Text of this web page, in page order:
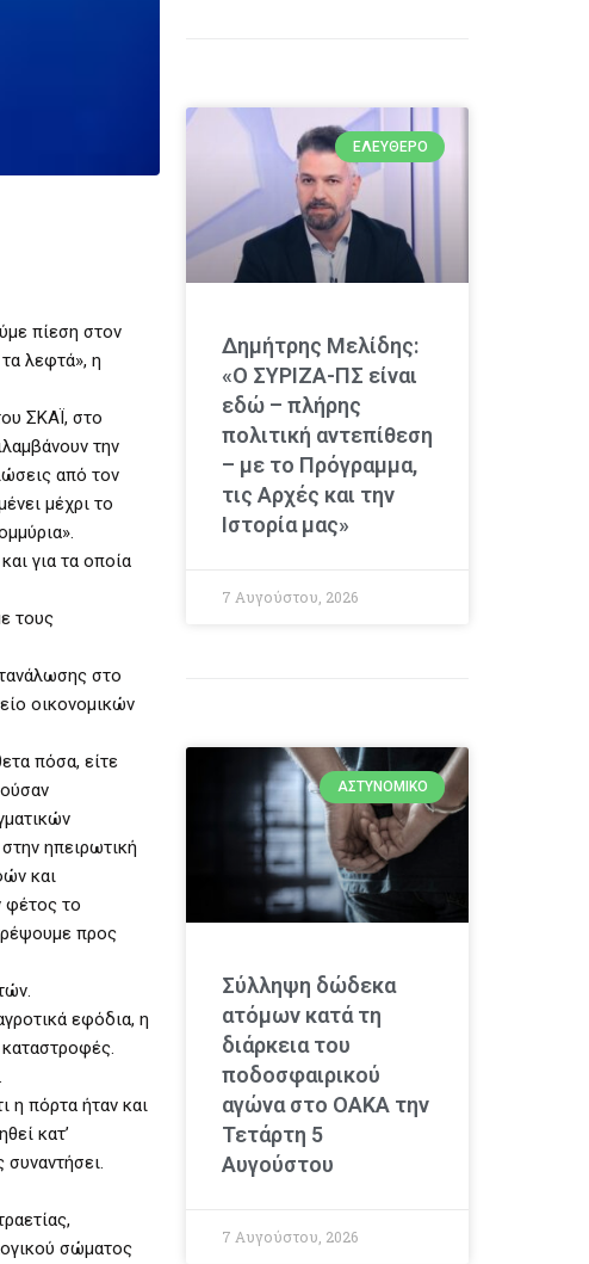
πίεση στον
λεφτά», η
ΣΚΑΪ, στο
την
από τον
μέχρι το
για τα οποία
τους
στο
οικονομικών
πόσα, είτε
ηπειρωτική
και
φέτος το
προς
εφόδια, η
η πόρτα ήταν και
κατ’
σώματος
ΕΛΕΎΘΕΡΟ
Δημήτρης Μελίδης:
«Ο ΣΥΡΙΖΑ-ΠΣ είναι
εδώ – πλήρης
πολιτική αντεπίθεση
– με το Πρόγραμμα,
τις Αρχές και την
Ιστορία μας»
7 Αυγούστου, 2026
ΑΣΤΥΝΟΜΙΚΌ
Σύλληψη δώδεκα
ατόμων κατά τη
διάρκεια του
ποδοσφαιρικού
αγώνα στο ΟΑΚΑ την
Τετάρτη 5
Αυγούστου
7 Αυγούστου, 2026